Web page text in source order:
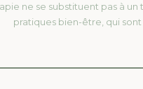
ne se substituent pas à
pratiques bien-être, qui